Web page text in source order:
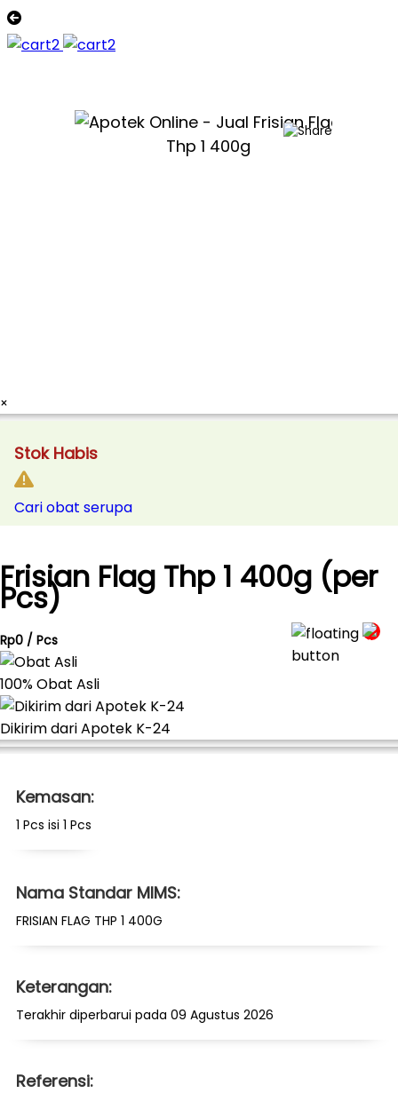
×
Stok Habis
Cari obat serupa
Frisian Flag Thp 1 400g (per
Pcs)
Rp0 / Pcs
100% Obat Asli
Dikirim dari Apotek K-24
Kemasan:
1 Pcs isi 1 Pcs
Nama Standar MIMS:
FRISIAN FLAG THP 1 400G
Keterangan:
Terakhir diperbarui pada 09 Agustus 2026
Referensi: